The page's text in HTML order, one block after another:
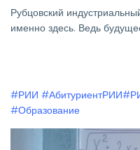
Рубцовский
именно здесь. Ведь
#РИИ #АбитуриентРИИ
#Образование
Изображение